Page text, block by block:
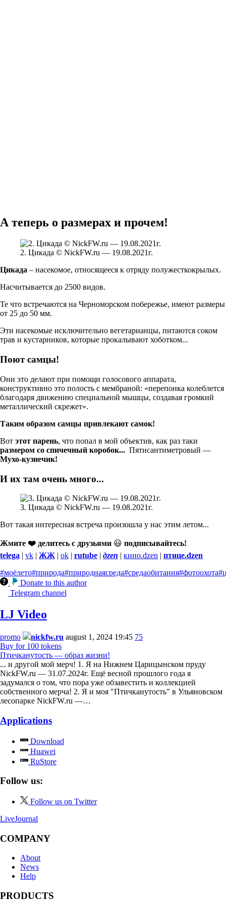
А теперь о размерах и прочем!
2. Цикада © NickFW.ru — 19.08.2021г.
Цикада – насекомое, относящееся к отряду полужесткокрылых.
Насчитывается до 2500 видов.
Те что встречаются на Черноморском побережье, имеют размеры
от 25 до 50 мм.
Эти насекомые исключительно вегетарианцы, питаются соком
трав и кустарников, которые прокалывают хоботком...
Поют самцы!
Они это делают при помощи голосового аппарата,
конструктивно это полость с мембраной: «перепонка колеблется
благодаря движению специальной мышцы, создавая громкий
металлический скрежет».
Таким образом самцы привлекают самок!
Вот этот парень, что попал в мой объектив, как раз таки
размером со спичечный коробок... Пятисантиметровый —
Мухо-кузнечик!
И их там очень много...
3. Цикада © NickFW.ru — 19.08.2021г.
Вот такая интересная встреча произошла у нас этим летом...
Жмите ❤️ делитесь с друзьями 😃 подписывайтесь!
telega | vk | ЖЖ | ok | rutube | дzen | кино.dzen | птице.dzen
#моёлето#природа#природнаясреда#средаобитания#фотоохота
Donate to this author
Telegram channel
LJ Video
promo nickfw.ru august 1, 2024 19:45 75
Buy for 100 tokens
Птичканутость — образ жизни!
... и другой мой мерч! 1. Я на Нижнем Царицынском пруду
NickFW.ru — 31.07.2024г. Ещё весной прошлого года я
задумался о том, что пора уже обзавестить и коллекцией
собственного мерча! 2. Я и моя "Птичканутость" в Ульяновском
лесопарке NickFW.ru —…
Applications
Download
Huawei
RuStore
Follow us:
Follow us on Twitter
LiveJournal
COMPANY
About
News
Help
PRODUCTS